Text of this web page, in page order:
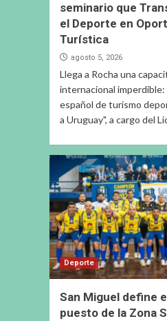
seminario que
el Deporte en
Turística
agosto 5, 2026
Llega a Rocha una
internacional imperdible:
español de turismo
a Uruguay", a cargo del
Deporte
San Miguel define
puesto de la Zona